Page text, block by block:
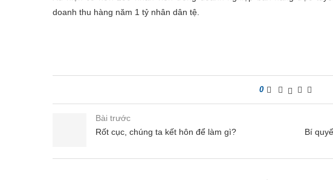
doanh thu hàng năm 1 tỷ nhân dân tệ.
0
Bài trước
Rốt cục, chúng ta kết hôn để làm gì?
Bí